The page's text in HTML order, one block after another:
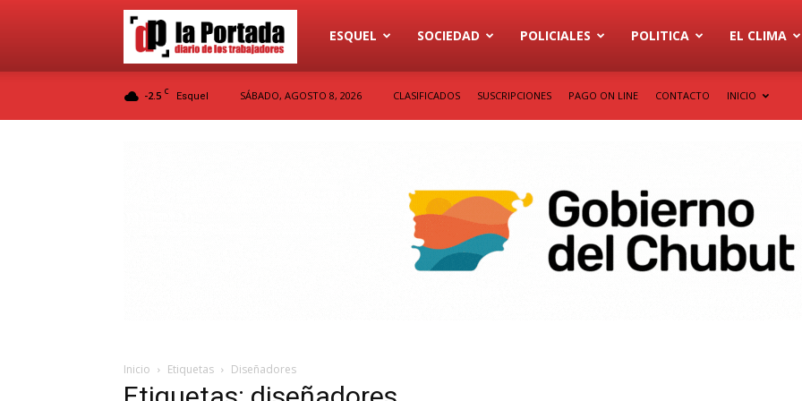
Diario
ESQUEL SOCIEDAD POLICIALES POLITICA EL CLIMA
-2.5 C Esquel SÁBADO, AGOSTO 8, 2026 CLASIFICADOS SUSCRIPCIONES PAGO ON LINE CONTACTO INICIO
Inicio Etiquetas Diseñadores